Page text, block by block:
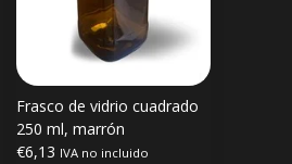
Frasco de vidrio cuadrado
250 ml, marrón
€6,13 IVA no incluido